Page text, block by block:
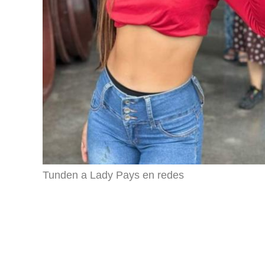
Tunden a Lady Pays en redes